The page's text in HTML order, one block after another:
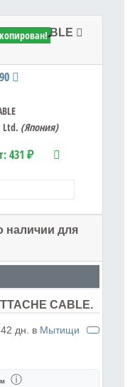
CABLE
Ltd. (Япония)
431 ₽
наличии для
CABLE.
дн. в Мытищи
ⓘ